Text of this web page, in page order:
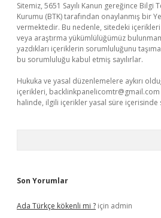
Sitemiz, 5651 Sayılı Kanun gereğince Bilgi
Kurumu (BTK) tarafından onaylanmış bir
vermektedir. Bu nedenle, sitedeki
veya araştırma yükümlülüğümüz
yazdıkları içeriklerin sorumluluğunu
bu sorumluluğu kabul etmiş sayılırlar.
Hukuka ve yasal düzenlemelere aykırı
içerikleri, backlinkpanelicomtr@gmail.com
halinde, ilgili içerikler yasal süre içerisinde
Son Yorumlar
Ada Türkçe kökenli mi ? için admin